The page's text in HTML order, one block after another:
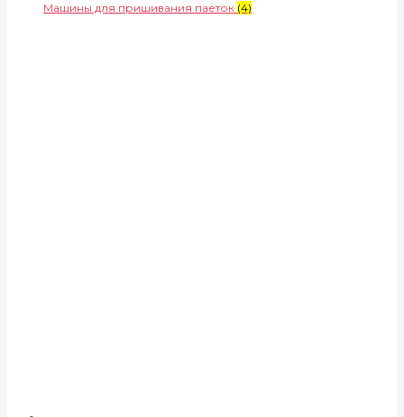
Машины для пришивания паеток (4)